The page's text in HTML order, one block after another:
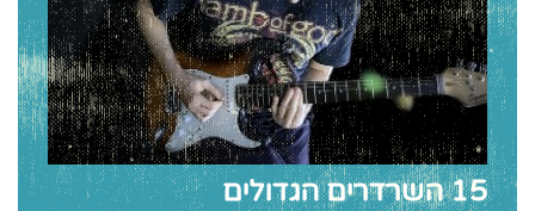
15 השרדרים הגדולים